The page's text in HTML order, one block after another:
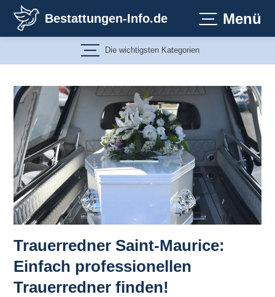
Inhalt
springen
Bestattungen-Info.de Menü
Die wichtigsten Kategorien
Trauerredner Saint-Maurice:
Einfach professionellen
Trauerredner finden!